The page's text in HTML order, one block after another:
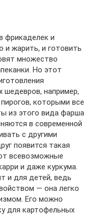
фрикаделек и
и жарить, и готовить
множество
Но этот
шедевров, например,
которыми все
из этого вида фарша
в современной
с другими
появится такая
всевозможные
и даже куркума.
и для детей, ведь
— она легко
Его можно
для картофельных